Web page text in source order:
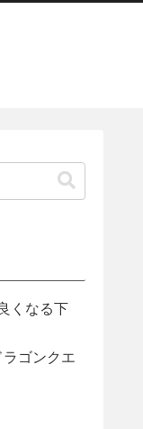
くなる下
ゴンクエ